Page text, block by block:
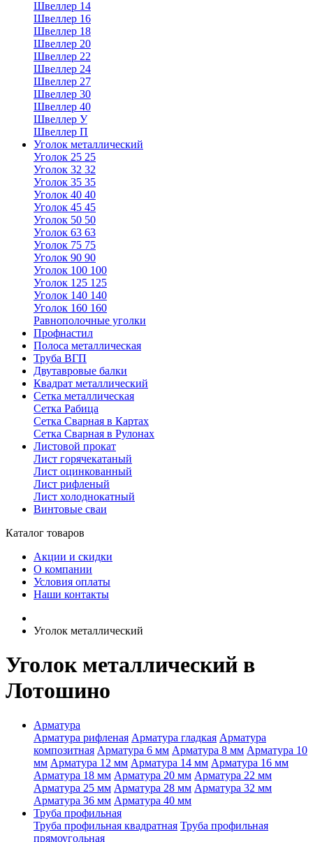
Швеллер 14
Швеллер 16
Швеллер 18
Швеллер 20
Швеллер 22
Швеллер 24
Швеллер 27
Швеллер 30
Швеллер 40
Швеллер У
Швеллер П
Уголок металлический
Уголок 25 25
Уголок 32 32
Уголок 35 35
Уголок 40 40
Уголок 45 45
Уголок 50 50
Уголок 63 63
Уголок 75 75
Уголок 90 90
Уголок 100 100
Уголок 125 125
Уголок 140 140
Уголок 160 160
Равнополочные уголки
Профнастил
Полоса металлическая
Труба ВГП
Двутавровые балки
Квадрат металлический
Сетка металлическая
Сетка Рабица
Сетка Сварная в Картах
Сетка Сварная в Рулонах
Листовой прокат
Лист горячекатаный
Лист оцинкованный
Лист рифленый
Лист холоднокатный
Винтовые сваи
Каталог товаров
Акции и скидки
О компании
Условия оплаты
Наши контакты
Уголок металлический
Уголок металлический в
Лотошино
Арматура
Арматура рифленая Арматура гладкая Арматура
композитная Арматура 6 мм Арматура 8 мм Арматура 10
мм Арматура 12 мм Арматура 14 мм Арматура 16 мм
Арматура 18 мм Арматура 20 мм Арматура 22 мм
Арматура 25 мм Арматура 28 мм Арматура 32 мм
Арматура 36 мм Арматура 40 мм
Труба профильная
Труба профильная квадратная Труба профильная
прямоугольная